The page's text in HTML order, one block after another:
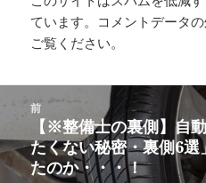
ています。 コメントデータ
ご覧ください。
ナ
ビ
前
前
の
投
【※整備士の裏側】自
たくない秘密・裏側6
たのか・・・！